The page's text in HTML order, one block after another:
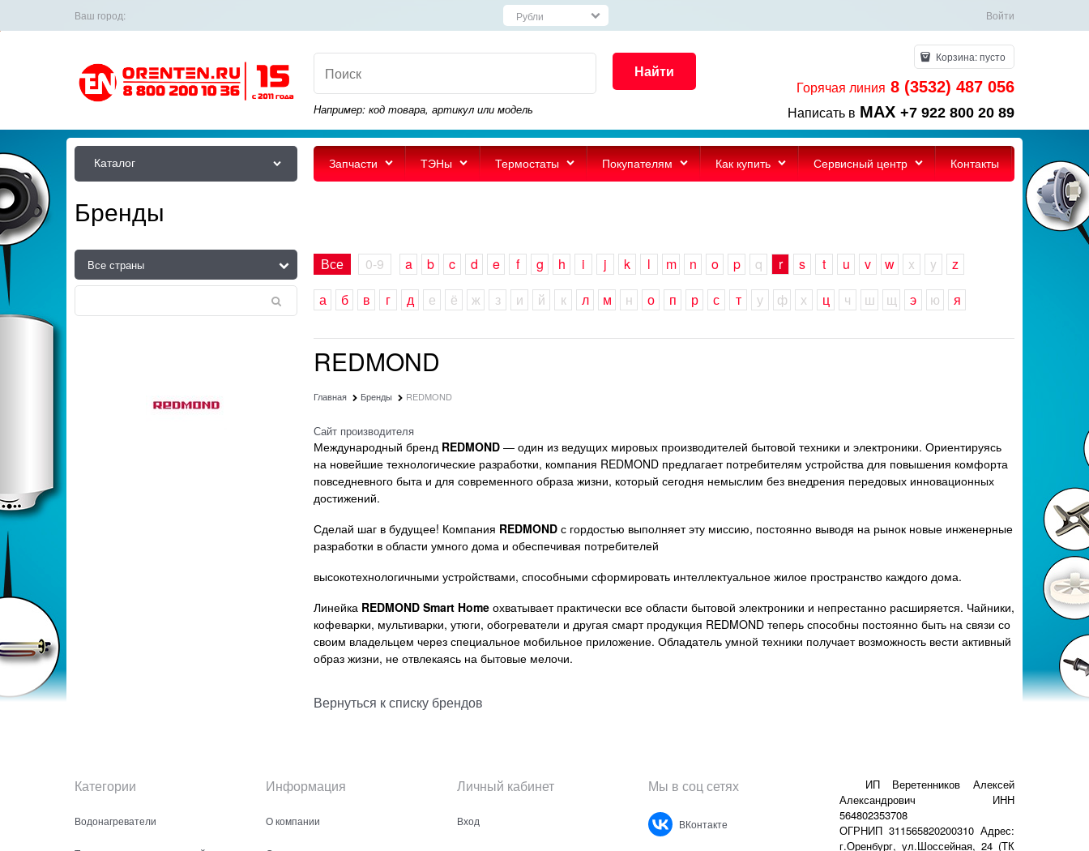
Ваш город: Войти
Найти
Например: код товара, артикул или модель
Корзина:пусто
Горячая линия 8 (3532) 487 056
Написать в MAX +7 922 800 20 89
Каталог Запчасти ТЭНы Термостаты Покупателям Как купить Сервисный центр Контакты
Бренды
Все 0-9 a b c d e f g h i j k l m n o p q r s t u v w x y
z
а
б в г д е ё ж з и й к л м н о п р с т у ф х ц ч ш щ э ю я
REDMOND
Главная Бренды REDMOND
Сайт производителя
Международный бренд REDMOND — один из ведущих мировых производителей бытовой техники и электроники. Ориентируясь
на новейшие технологические разработки, компания REDMOND предлагает потребителям устройства для повышения комфорта
повседневного быта и для современного образа жизни, который сегодня немыслим без внедрения передовых инновационных
достижений.
Сделай шаг в будущее! Компания REDMOND с гордостью выполняет эту миссию, постоянно выводя на рынок новые инженерные
разработки в области умного дома и обеспечивая потребителей
высокотехнологичными устройствами, способными сформировать интеллектуальное жилое пространство каждого дома.
Линейка REDMOND Smart Home охватывает практически все области бытовой электроники и непрестанно расширяется. Чайники,
кофеварки, мультиварки, утюги, обогреватели и другая смарт продукция REDMOND теперь способны постоянно быть на связи со
своим владельцем через специальное мобильное приложение. Обладатель умной техники получает возможность вести активный
образ жизни, не отвлекаясь на бытовые мелочи.
Вернуться к списку брендов
Категории
Водонагреватели
Информация
О компании
Личный кабинет
Вход
Мы в соц сетях
ВКонтакте
ИП Веретенников Алексей
Александрович ИНН
564802353708
ОГРНИП 311565820200310 Адрес:
г.Оренбург, ул.Шоссейная, 24 (ТК